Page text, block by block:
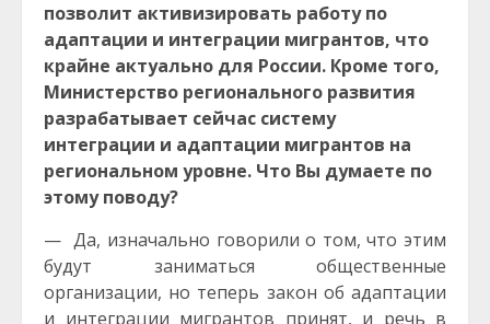
позволит активизировать работу по
адаптации и интеграции мигрантов, что
крайне актуально для России. Кроме того,
Министерство регионального развития
разрабатывает сейчас систему
интеграции и адаптации мигрантов на
региональном уровне. Что Вы думаете по
этому поводу?
— Да, изначально говорили о том, что этим
будут заниматься общественные
организации, но теперь закон об адаптации
и интеграции мигрантов принят, и речь в